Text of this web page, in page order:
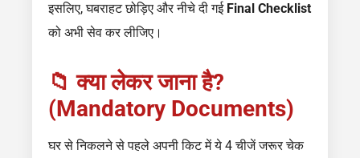
इसलिए, घबराहट छोड़िए और नीचे दी गई Final Checklist
को अभी सेव कर लीजिए।
📁 क्या लेकर जाना है?
(Mandatory Documents)
घर से निकलने से पहले अपनी किट में ये 4 चीजें जरूर चेक